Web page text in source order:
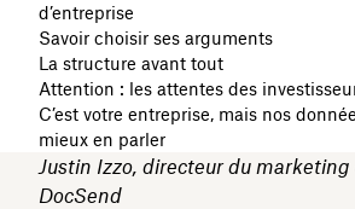
d’entreprise
Savoir choisir ses arguments
La structure avant tout
Attention : les attentes des
C’est votre entreprise, mais nos
mieux en parler
Justin Izzo, directeur du
DocSend